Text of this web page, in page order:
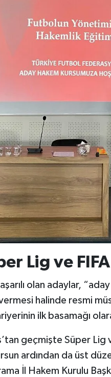
Lig ve
olan adaylar,
halinde resmi
ilk basamağı
geçmişte Süper Lig
ardından da üst
İl Hakem Kurulu